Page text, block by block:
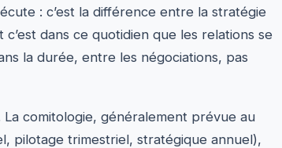
: c’est la différence entre la stratégie
dans ce quotidien que les relations se
la durée, entre les négociations, pas
comitologie, généralement prévue au
pilotage trimestriel, stratégique annuel),